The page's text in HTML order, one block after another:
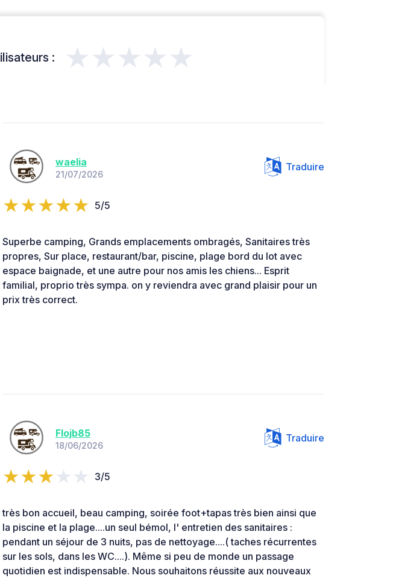
: ★★★★★
waelia
21/07/2026
Traduire
5/5
Superbe camping, Grands emplacements ombragés, Sanitaires très
propres, Sur place, restaurant/bar, piscine, plage bord du lot avec
espace baignade, et une autre pour nos amis les chiens... Esprit
familial, proprio très sympa. on y reviendra avec grand plaisir pour un
prix très correct.
Flojb85
18/06/2026
Traduire
3/5
très bon accueil, beau camping, soirée foot+tapas très bien ainsi que
la piscine et la plage....un seul bémol, l' entretien des sanitaires :
pendant un séjour de 3 nuits, pas de nettoyage....( taches récurrentes
sur les sols, dans les WC....). Même si peu de monde un passage
quotidien est indispensable. Nous souhaitons réussite aux nouveaux